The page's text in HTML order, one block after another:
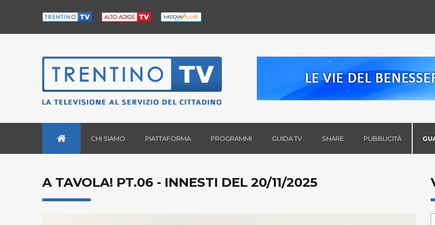
CHI SIAMO PIATTAFORMA PROGRAMMI GUIDA TV SHARE PUBBLICITÀ
A TAVOLA! PT.06 - INNESTI DEL 20/11/2025